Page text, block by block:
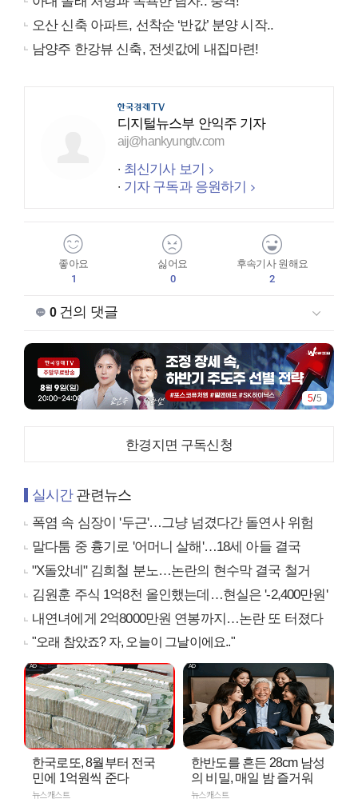
오산 신축 아파트, 선착순 ‘반값’ 분양 시작..
남양주 한강뷰 신축, 전셋값에 내집마련!
디지털뉴스부 안익주 기자
aij@hankyungtv.com
최신기사 보기
기자 구독과 응원하기
좋아요
1
싫어요
0
후속기사 원해요
2
0건의 댓글
5/5
한경지면 구독신청
실시간관련뉴스
폭염 속 심장이 '두근'…그냥 넘겼다간 돌연사 위험
말다툼 중 흉기로 '어머니 살해'…18세 아들 결국
"X돌았네" 김희철 분노…논란의 현수막 결국 철거
김원훈 주식 1억8천 올인했는데…현실은 '-2,400만원'
내연녀에게 2억8000만원 연봉까지…논란 또 터졌다
"오래 참았죠? 자, 오늘이 그날이에요.."
한국로또, 8월부터 전국
민에 1억원씩 준다
뉴스캐스트
한반도를 흔든 28cm 남성
의 비밀, 매일 밤 즐거워
뉴스캐스트